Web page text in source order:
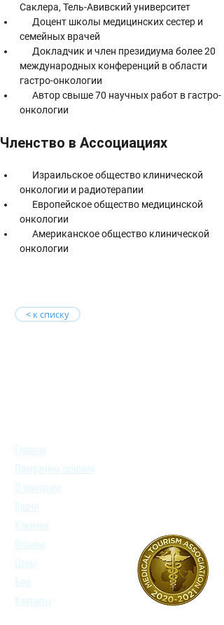
Саклера, Тель-Авивский университет
Доцент школы медицинских сестер и
семейных врачей
Докладчик и член президиума более 20
международных конференций в области
гастро-онкологии
Автор свыше 70 научных работ в гастро-
онкологии
Членство в Ассоциациях
Израильское общество клинической
онкологии и радиотерапии
Европейское общество медицинской
онкологии
Американское общество клинической
онкологии
< к списку
Главная
Программы лечения
О компании
Врачи
Клиники
Отзывы
Цены
Блог
Контакты